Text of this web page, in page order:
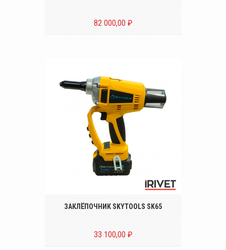
82 000,00 ₽
Беспроводной аккумуляторный
инструмент для установки вытяжных
заклёпок диаметром от Ø 2.4 до Ø 5.0 mm
ЗАКЛЁПОЧНИК SKYTOOLS SK65
33 100,00 ₽